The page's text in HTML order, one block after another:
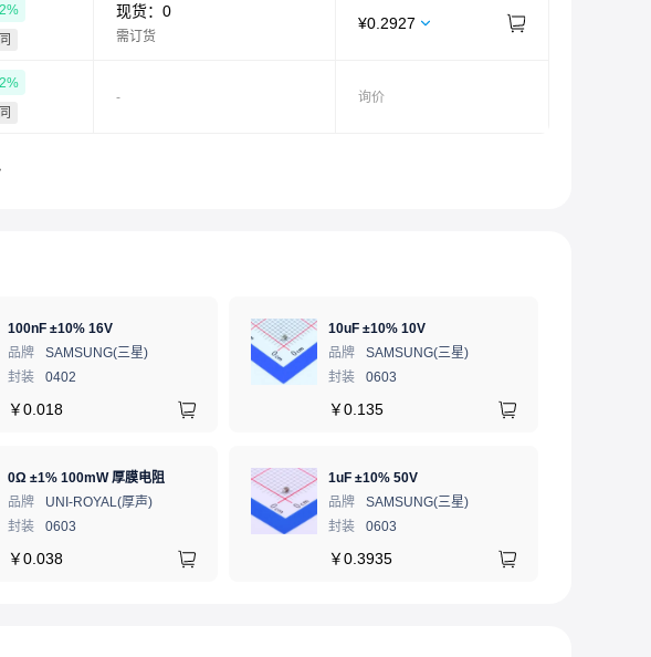
%
现货： 0
需订货
¥0.2927
%
- 询价
100nF ±10% 16V
品牌
SAMSUNG(三星)
封装
0402
￥0.018
10uF ±10% 10V
品牌
SAMSUNG(三星)
封装
0603
￥0.135
0Ω ±1% 100mW 厚膜电阻
品牌
UNI-ROYAL(厚声)
封装
0603
￥0.038
1uF ±10% 50V
品牌
SAMSUNG(三星)
封装
0603
￥0.3935